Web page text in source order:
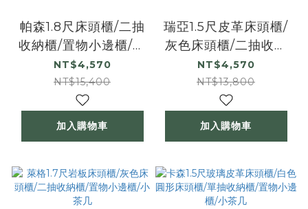
帕森1.8尺床頭櫃/二抽
收納櫃/置物小邊櫃/小
茶几
NT$4,570
NT$15,400
加入購物車
瑞亞1.5尺皮革床頭櫃/
灰色床頭櫃/二抽收納
櫃/置物小邊櫃/小茶几
NT$4,570
NT$13,800
加入購物車